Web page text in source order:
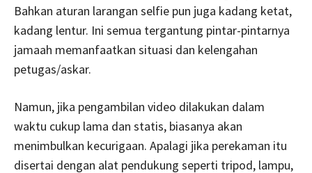
Bahkan aturan larangan selfie pun juga kadang ketat,
kadang lentur. Ini semua tergantung pintar-pintarnya
jamaah memanfaatkan situasi dan kelengahan
petugas/askar.
Namun, jika pengambilan video dilakukan dalam
waktu cukup lama dan statis, biasanya akan
menimbulkan kecurigaan. Apalagi jika perekaman itu
disertai dengan alat pendukung seperti tripod, lampu,